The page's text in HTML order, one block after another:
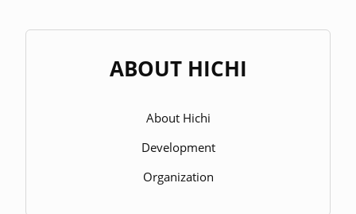
ABOUT HICHI
About Hichi
Development
Organization